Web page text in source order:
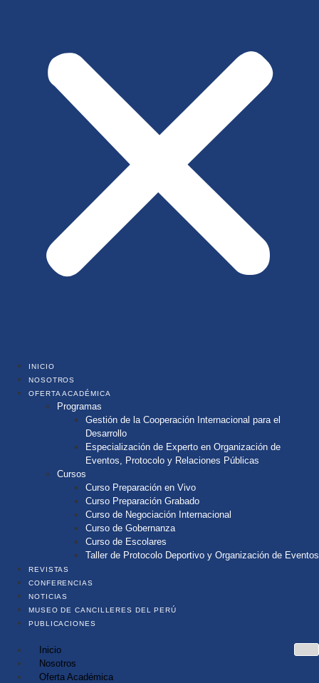
INICIO
NOSOTROS
OFERTA ACADÉMICA
Programas
Gestión de la Cooperación Internacional para el
Desarrollo
Especialización de Experto en Organización de
Eventos, Protocolo y Relaciones Públicas
Cursos
Curso Preparación en Vivo
Curso Preparación Grabado
Curso de Negociación Internacional
Curso de Gobernanza
Curso de Escolares
Taller de Protocolo Deportivo y Organización de Eventos
REVISTAS
CONFERENCIAS
NOTICIAS
MUSEO DE CANCILLERES DEL PERÚ
PUBLICACIONES
Inicio
Nosotros
Oferta Académica